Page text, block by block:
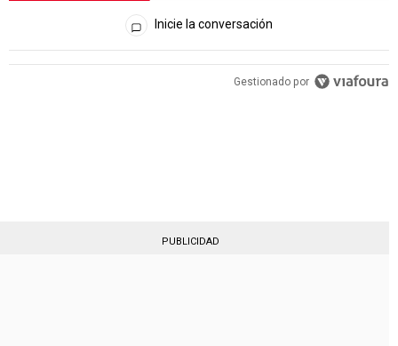
Todos los comentarios
Inicie la conversación
PUBLICIDAD